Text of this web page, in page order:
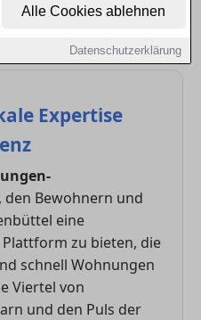
Alle Cookies ablehnen
Datenschutzerklärung
Expertise
den Bewohnern und
eine
zu bieten, die
schnell Wohnungen
Viertel von
und den Puls der